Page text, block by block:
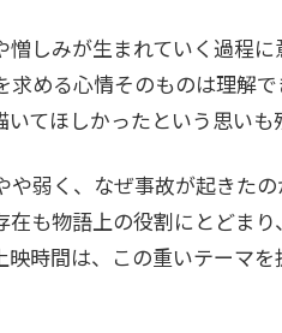
しみが生まれていく過程
める心情そのものは理解
てほしかったという思いも
弱く、なぜ事故が起きた
も物語上の役割にとどま
時間は、この重いテーマを